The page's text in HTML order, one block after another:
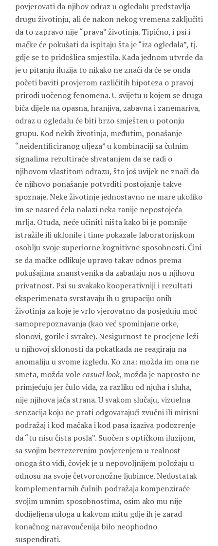
povjerovati da njihov odraz u ogledalu predstavlja
drugu životinju, ali će nakon nekog vremena zaključiti
da to zapravo nije “prava” životinja. Tipično, i psi i
mačke će pokušati da ispitaju šta je “iza ogledala”, tj.
gdje se to pridošlica smjestila. Kada jednom utvrde da
je u pitanju iluzija to nikako ne znači da će se onda
početi baviti provjerom različitih hipoteza o pravoj
prirodi uočenog fenomena. U svijetu u kojem se druga
bića dijele na opasna, hranjiva, zabavna i zanemariva,
odraz u ogledalu će biti brzo smješten u potonju
grupu. Kod nekih životinja, međutim, ponašanje
“neidentificiranog uljeza” u kombinaciji sa čulnim
signalima rezultiraće shvatanjem da se radi o
njihovom vlastitom odrazu, što još uvijek ne znači da
će njihovo ponašanje potvrditi postojanje takve
spoznaje. Neke životinje jednostavno ne mare ukoliko
im se nasred čela nalazi neka ranije nepostojeća
mrlja. Otuda, neće učiniti ništa kako bi je pomnije
istražile ili uklonile i time pokazale laboratorijskom
osoblju svoje superiorne kognitivne sposobnosti. Čini
se da mačke odlikuje upravo takav odnos prema
pokušajima znanstvenika da zabadaju nos u njihovu
privatnost. Psi su svakako kooperativniji i rezultati
eksperimenata svrstavaju ih u grupaciju onih
životinja za koje je vrlo vjerovatno da posjeduju moć
samoprepoznavanja (kao već spominjane orke,
slonovi, gorile i svrake). Nesigurnost te procjene leži
u njihovoj sklonosti da pokatkada ne reagiraju na
anomaliju u svome izgledu. Ko zna: možda im ona ne
smeta, možda volecasual look, možda je naprosto ne
primjećuju jer čulo vida, za razliku od njuha i sluha,
nije njihova jača strana. U svakom slučaju, vizuelna
senzacija koju ne prati odgovarajući zvučni ili mirisni
podražaj i kod mačaka i kod pasa izaziva podozrenje
da “tu nisu čista posla”. Suočen s optičkom iluzijom,
sa svojim bezrezervnim povjerenjem u realnost
onoga što vidi, čovjek je u nepovoljnijem položaju u
odnosu na svoje četvoronožne ljubimce. Nedostatak
komplementarnih čulnih podražaja kompenziraće
svojim umnim sposobnostima, osim ako mu nije
dodijeljena uloga u kakvom mitu gdje ih je zarad
konačnog naravoučenija bilo neophodno
suspendirati.